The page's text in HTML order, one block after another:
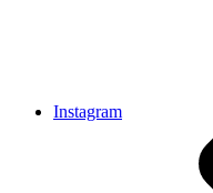
Instagram